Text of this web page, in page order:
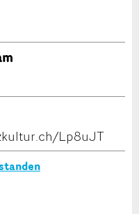
Lp8uJT